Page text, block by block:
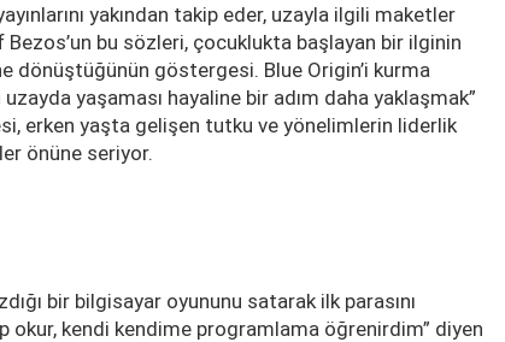
yakından takip eder, uzayla ilgili maketler
Bezos’un bu sözleri, çocuklukta başlayan bir ilginin
dönüştüğünün göstergesi. Blue Origin’i kurma
yaşaması hayaline bir adım daha yaklaşmak”
erken yaşta gelişen tutku ve yönelimlerin liderlik
önüne seriyor.
bir bilgisayar oyununu satarak ilk parasını
okur, kendi kendime programlama öğrenirdim” diyen